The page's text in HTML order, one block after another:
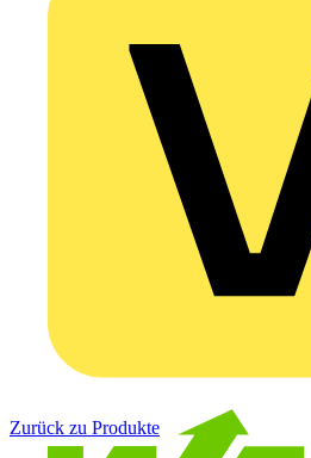
Zurück zu Produkte